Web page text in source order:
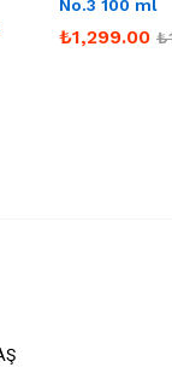
No.3 100 ml
₺1,299.00 ₺